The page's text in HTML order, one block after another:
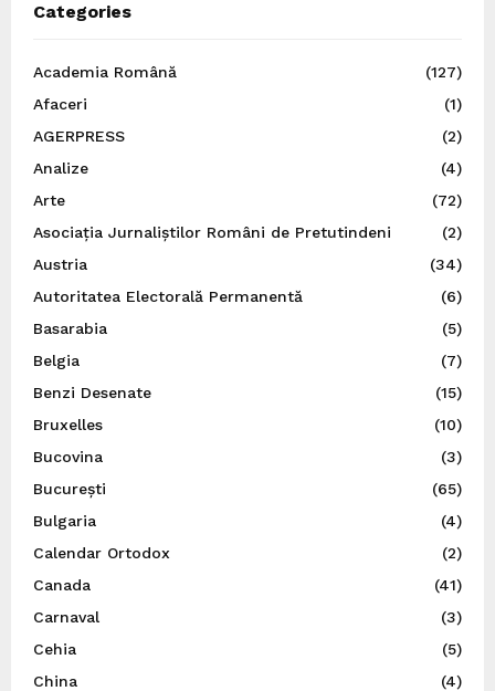
Categories
Academia Română
(127)
Afaceri
(1)
AGERPRESS
(2)
Analize
(4)
Arte
(72)
Asociația Jurnaliștilor Români de Pretutindeni
(2)
Austria
(34)
Autoritatea Electorală Permanentă
(6)
Basarabia
(5)
Belgia
(7)
Benzi Desenate
(15)
Bruxelles
(10)
Bucovina
(3)
București
(65)
Bulgaria
(4)
Calendar Ortodox
(2)
Canada
(41)
Carnaval
(3)
Cehia
(5)
China
(4)